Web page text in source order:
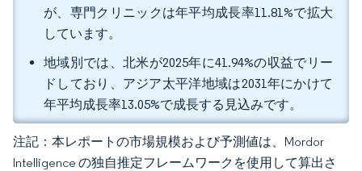
が、専門クリニックは年平均成長率11.81%で拡大
しています。
地域別では、北米が2025年に41.94%の収益でリー
ドしており、アジア太平洋地域は2031年にかけて
年平均成長率13.05%で成長する見込みです。
注記：本レポートの市場規模および予測値は、Mordor
Intelligence の独自推定フレームワークを使用して算出さ